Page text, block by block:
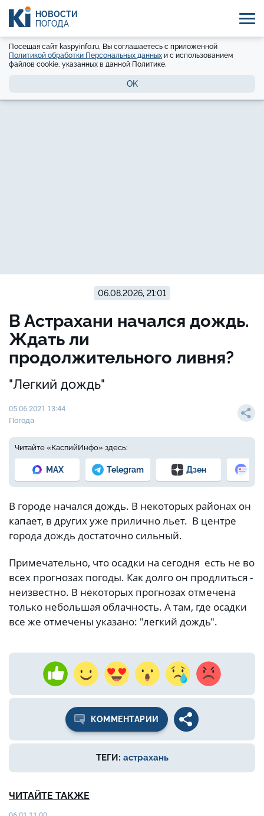
НОВОСТИ
ПОГОДА
Посещая сайт kaspyinfo.ru, Вы соглашаетесь с приложенной
Политикой обработки Персональных данных и с использованием
файлов cookie, указанных в данной Политике.
OK
06.08.2026, 21:01
В Астрахани начался дождь.
Ждать ли
продолжительного ливня?
"Легкий дождь"
05.06.2021 13:44
Погода
Читайте «КаспийИнфо» здесь:
MAX Telegram Дзен
В городе начался дождь. В некоторых районах он
капает, в других уже прилично льет. В центре
города дождь достаточно сильный.
Примечательно, что осадки на сегодня есть не во
всех прогнозах погоды. Как долго он продлиться -
неизвестно. В некоторых прогнозах отмечена
только небольшая облачность. А там, где осадки
все же отмечены указано: "легкий дождь".
КОММЕНТАРИИ
ТЕГИ: астрахань
ЧИТАЙТЕ ТАКЖЕ